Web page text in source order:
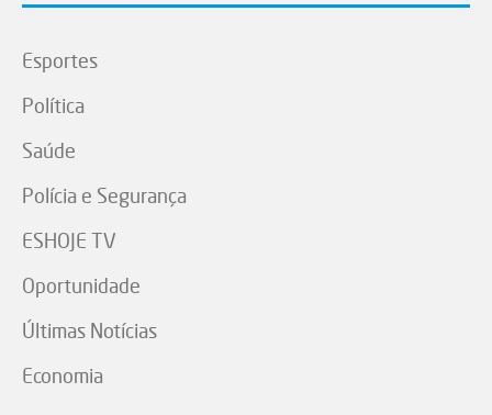
Esportes
Política
Saúde
Polícia e Segurança
ESHOJE TV
Oportunidade
Últimas Notícias
Economia